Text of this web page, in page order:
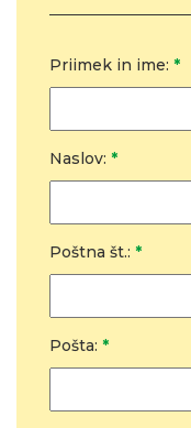
Priimek in ime: *
Naslov: *
Poštna št.: *
Pošta: *